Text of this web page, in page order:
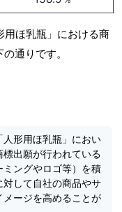
ほ乳瓶」における商
通りです。
人形用ほ乳瓶」におい
出願が行われている
ングやロゴ等）を積
して自社の商品やサ
ージを高めることが